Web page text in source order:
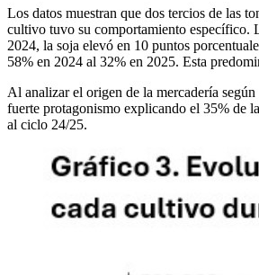
Los datos muestran que dos tercios de las
cultivo tuvo su comportamiento específico.
2024, la soja elevó en 10 puntos
58% en 2024 al 32% en 2025. Esta
Al analizar el origen de la mercadería
fuerte protagonismo explicando el 35% de
al ciclo 24/25.